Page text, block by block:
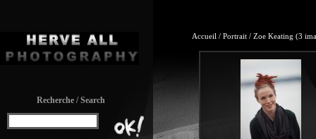
Recherche / Search
Accueil / Portrait / Zoe Keating (3